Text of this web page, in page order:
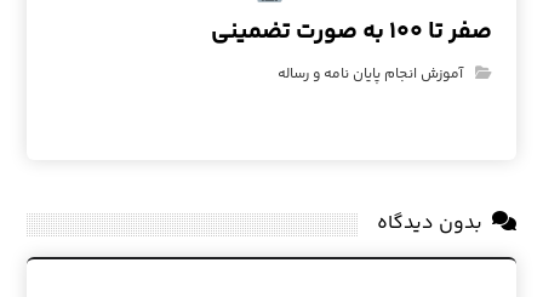
صفر تا ۱۰۰ به صورت تضمینی
آموزش انجام پایان نامه و رساله
بدون دیدگاه